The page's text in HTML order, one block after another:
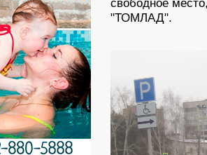
свободное
"ТОМЛАД".